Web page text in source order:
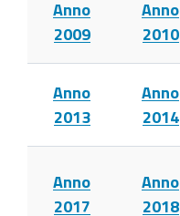
Anno
2009
Anno
2010
Anno
2013
Anno
2014
Anno
2017
Anno
2018